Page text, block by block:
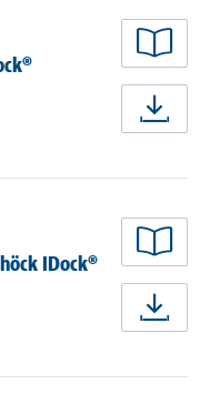
nu
nu
IDock®
nu
nu